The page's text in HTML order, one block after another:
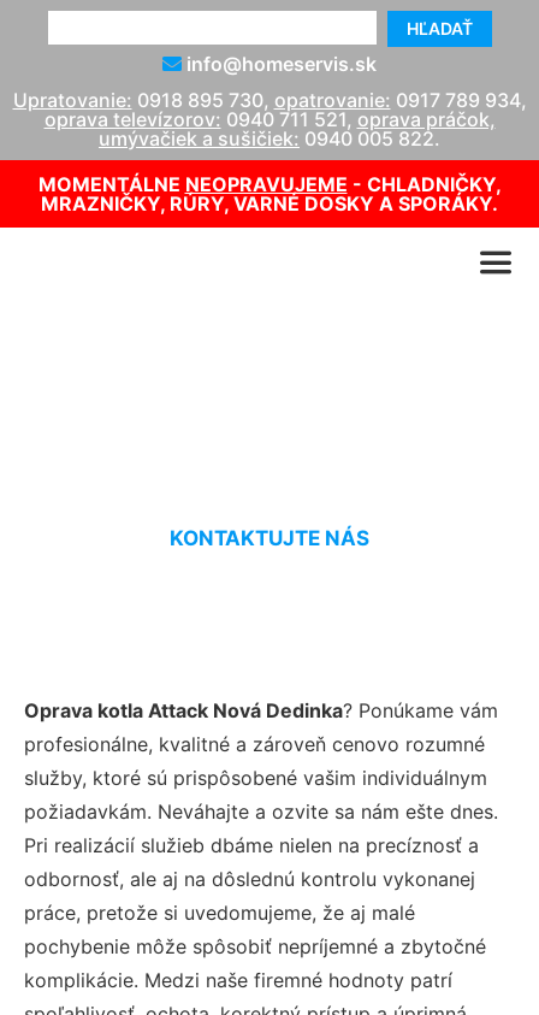
HĽADAŤ
info@homeservis.sk
Upratovanie: 0918 895 730, opatrovanie: 0917 789 934,
oprava televízorov: 0940 711 521, oprava práčok,
umývačiek a sušičiek: 0940 005 822.
MOMENTÁLNE NEOPRAVUJEME - CHLADNIČKY,
MRAZNIČKY, RÚRY, VARNÉ DOSKY A SPORÁKY.
KONTAKTUJTE NÁS
Oprava kotla Attack Nová Dedinka? Ponúkame vám
profesionálne, kvalitné a zároveň cenovo rozumné
služby, ktoré sú prispôsobené vašim individuálnym
požiadavkám. Neváhajte a ozvite sa nám ešte dnes.
Pri realizácií služieb dbáme nielen na precíznosť a
odbornosť, ale aj na dôslednú kontrolu vykonanej
práce, pretože si uvedomujeme, že aj malé
pochybenie môže spôsobiť nepríjemné a zbytočné
komplikácie. Medzi naše firemné hodnoty patrí